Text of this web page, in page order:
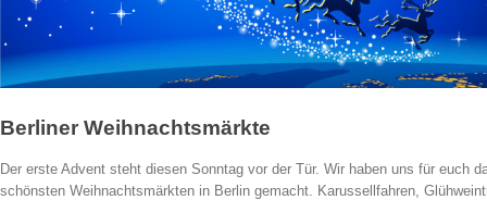
Berliner Weihnachtsmärkte
Der erste Advent steht diesen Sonntag vor der Tür. Wir haben uns für euch
schönsten Weihnachtsmärkten in Berlin gemacht. Karussellfahren,